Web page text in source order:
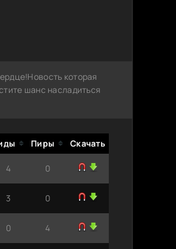
которая
шанс насладиться
Пиры
Скачать
4 0
3 0
0 4